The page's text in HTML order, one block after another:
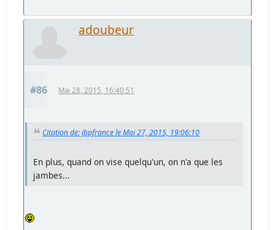
adoubeur
#86 Mai 28, 2015, 16:40:51
Citation de: jbpfrance le Mai 27, 2015, 19:06:10
En plus, quand on vise quelqu'un, on n'a que les
jambes...